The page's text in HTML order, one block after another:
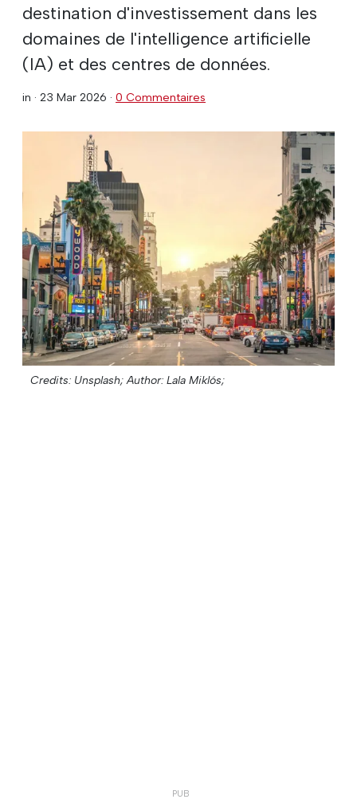
destination d'investissement dans les
domaines de l'intelligence artificielle
(IA) et des centres de données.
in · 23 Mar 2026 · 0 Commentaires
Credits: Unsplash; Author: Lala Miklós;